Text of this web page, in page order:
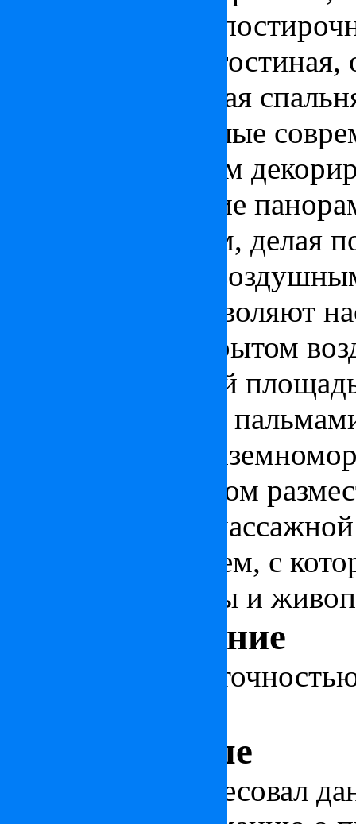
двумя ванными,
еще один салон-
спальни, хозяйская
Стильные и светлые
Тоскане со вкусом
мебелью. Большие
солнечным лучам, делая
просторными и
перед домом позволяют
и обедать на открытом
На участке общей
парк (4 000 м2) с
красивыми
роща. Перед домом
бассейн с
террасой-солярием, с
вид на море, горы и
Местоположение
Объект указан с
Узнать больше
Если вас заинтересовал